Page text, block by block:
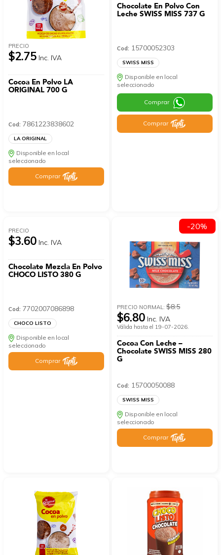
PRECIO
$2.75 Inc. IVA
Cocoa En Polvo LA
ORIGINAL 700 G
Cod: 7861223838602
LA ORIGINAL
Disponible en local
seleccionado
Comprar
Chocolate En Polvo Con
Leche SWISS MISS 737 G
Cod: 15700052303
SWISS MISS
Disponible en local
seleccionado
Comprar
Comprar
PRECIO
$3.60 Inc. IVA
Chocolate Mezcla En Polvo
CHOCO LISTO 380 G
Cod: 7702007086898
CHOCO LISTO
Disponible en local
seleccionado
Comprar
PRECIO NORMAL:$8.5
$6.80 Inc. IVA
Válida hasta el 19-07-2026.
Cocoa Con Leche –
Chocolate SWISS MISS 280
G
Cod: 15700050088
SWISS MISS
Disponible en local
seleccionado
Comprar
-20%